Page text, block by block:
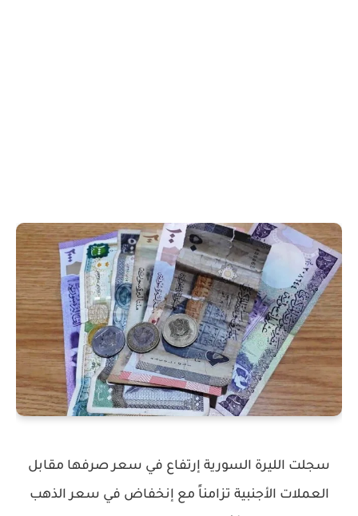
سجلت الليرة السورية إرتفاع في سعر صرفها مقابل
العملات الأجنبية تزامناً مع إنخفاض في سعر الذهب